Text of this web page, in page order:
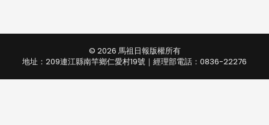
© 2026 馬祖日報版權所有
地址：209連江縣南竿鄉仁愛村19號｜經理部電話：0836-22276